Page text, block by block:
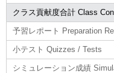
クラス貢献度合計 Class
予習レポート Preparation
小テスト Quizzes / Tests
シミュレーション成績